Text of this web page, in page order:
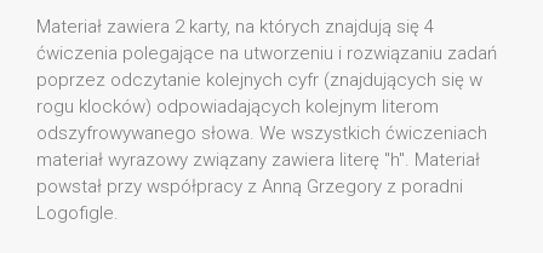
Materiał zawiera 2 karty, na których znajdują się 4
ćwiczenia polegające na utworzeniu i rozwiązaniu zadań
poprzez odczytanie kolejnych cyfr (znajdujących się w
rogu klocków) odpowiadających kolejnym literom
odszyfrowywanego słowa. We wszystkich ćwiczeniach
materiał wyrazowy związany zawiera literę "h". Materiał
powstał przy współpracy z Anną Grzegory z poradni
Logofigle.